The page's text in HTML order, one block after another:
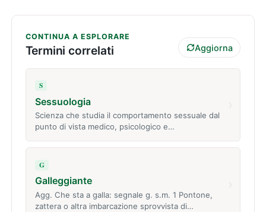
CONTINUA A ESPLORARE
Termini correlati Aggiorna
S
Sessuologia
Scienza che studia il comportamento sessuale dal
punto di vista medico, psicologico e…
G
Galleggiante
Agg. Che sta a galla: segnale g. s.m. 1 Pontone,
zattera o altra imbarcazione sprovvista di…